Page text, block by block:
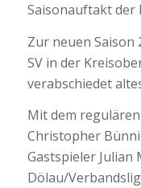
Saisonauftakt der
Zur neuen
SV in der
verabschiedet
Mit dem
Christopher
Gastspieler Julian
Dölau/